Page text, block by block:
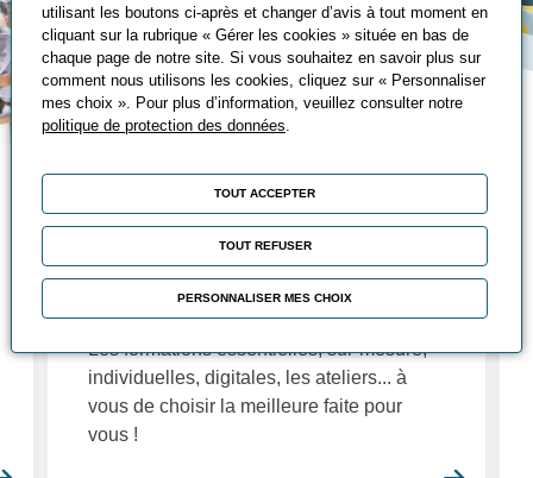
Nos solutions de
formation
Fidèles à nos objectifs d'adaptation à vos
besoins, nous avons de nombreuses
solutions de formations à vous proposer :
Les formations essentielles, sur-mesure,
individuelles, digitales, les ateliers... à
vous de choisir la meilleure faite pour
vous !
utilisant les boutons ci-après et changer d’avis à tout moment en
cliquant sur la rubrique « Gérer les cookies » située en bas de
chaque page de notre site. Si vous souhaitez en savoir plus sur
comment nous utilisons les cookies, cliquez sur « Personnaliser
mes choix ». Pour plus d’information, veuillez consulter notre
politique de protection des données
TOUT ACCEPTER
TOUT REFUSER
PERSONNALISER MES CHOIX